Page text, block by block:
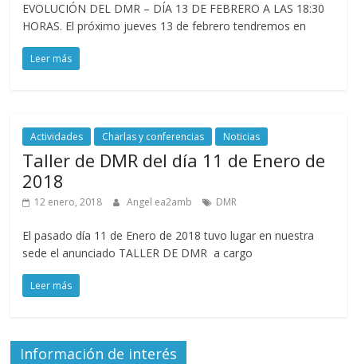
EVOLUCIÓN DEL DMR – DÍA 13 DE FEBRERO A LAS 18:30
HORAS. El próximo jueves 13 de febrero tendremos en
Leer más
Actividades Charlas y conferencias Noticias
Taller de DMR del día 11 de Enero de
2018
12 enero, 2018 Angel ea2amb DMR
El pasado día 11 de Enero de 2018 tuvo lugar en nuestra
sede el anunciado TALLER DE DMR a cargo
Leer más
Información de interés